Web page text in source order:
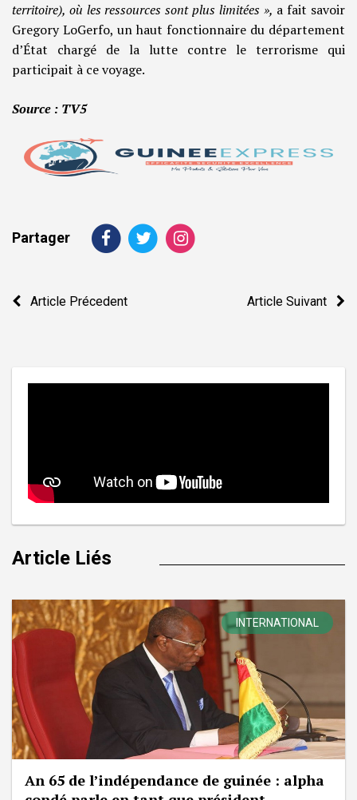
territoire), où les ressources sont plus limitées », a fait savoir
Gregory LoGerfo, un haut fonctionnaire du département
d’État chargé de la lutte contre le terrorisme qui
participait à ce voyage.
Source : TV5
Partager
Navigation
Article Précedent Article Suivant
Article Liés
INTERNATIONAL
An 65 de l’indépendance de guinée : alpha